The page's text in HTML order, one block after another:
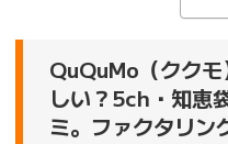
QuQuMo（クク
しい？5ch・知恵
ミ。ファクタリン